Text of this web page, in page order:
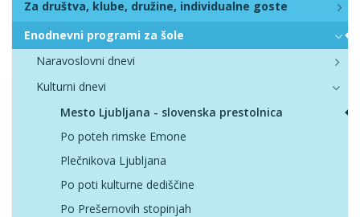
Za društva, klube, družine, individualne goste
Enodnevni programi za šole
Naravoslovni dnevi
Kulturni dnevi
Mesto Ljubljana - slovenska prestolnica
Po poteh rimske Emone
Plečnikova Ljubljana
Po poti kulturne dediščine
Po Prešernovih stopinjah